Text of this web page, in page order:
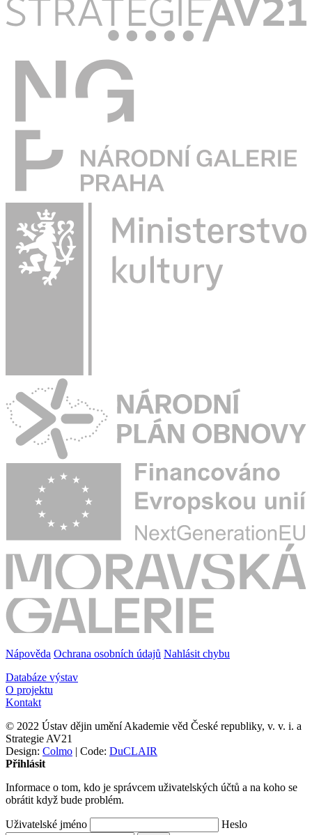
Nápověda Ochrana osobních údajů Nahlásit chybu
Databáze výstav
O projektu
Kontakt
© 2022 Ústav dějin umění Akademie věd České republiky, v. v. i. a
Strategie AV21
Design: Colmo | Code: DuCLAIR
Přihlásit
Informace o tom, kdo je správcem uživatelských účtů a na koho se
obrátit když bude problém.
Uživatelské jméno Heslo